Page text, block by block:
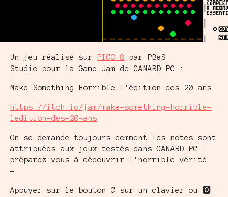
Un jeu réalisé sur PICO 8
par PBeS
Studio pour la Game Jam de CANARD PC :
Make Something Horrible l'édition des 20 ans.
https://itch.io/jam/make-something-horrible-
ledition-des-20-ans
On se demande toujours comment les notes sont
attribuées aux jeux testés dans CANARD PC -
préparez vous à découvrir l'horrible vérité
-
Appuyer sur le bouton C sur un clavier ou 🅾️